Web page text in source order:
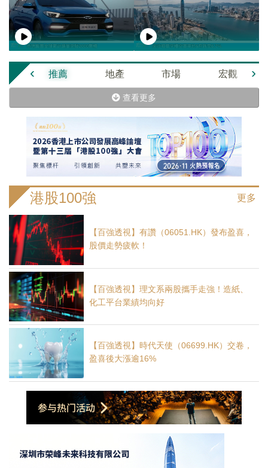
推薦 地產 市場 宏觀
‹ ›
查看更多
更多
港股100強
【百強透視】有讚（06051.HK）發布盈喜，
股價走勢疲軟！
【百強透視】理文系兩股攜手走強！造紙、
化工平台業績均向好
【百強透視】時代天使（06699.HK）交卷，
盈喜後大漲逾16%